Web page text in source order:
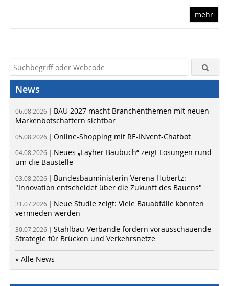
mehr
News
06.08.2026 | BAU 2027 macht Branchenthemen mit neuen
Markenbotschaftern sichtbar
05.08.2026 | Online-Shopping mit RE-INvent-Chatbot
04.08.2026 | Neues „Layher Baubuch“ zeigt Lösungen rund
um die Baustelle
03.08.2026 | Bundesbauministerin Verena Hubertz:
"Innovation entscheidet über die Zukunft des Bauens"
31.07.2026 | Neue Studie zeigt: Viele Bauabfälle könnten
vermieden werden
30.07.2026 | Stahlbau-Verbände fordern vorausschauende
Strategie für Brücken und Verkehrsnetze
» Alle News